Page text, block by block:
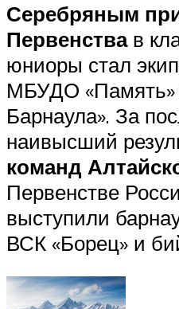
Серебряным
Первенствав
юниоры стал
МБУДО
Барнаула». За
наивысший
команд
Первенстве
выступили
ВСК «Борец» и